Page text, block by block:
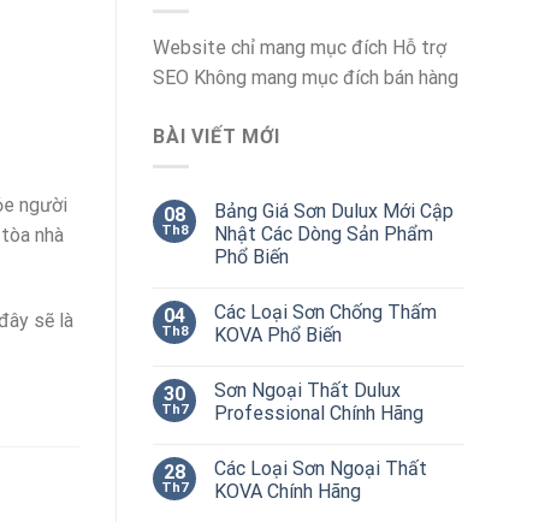
người
nhà
sẽ là
Website chỉ mang mục đích Hỗ trợ
SEO Không mang mục đích bán hàng
BÀI VIẾT MỚI
08
Th8
Bảng Giá Sơn Dulux Mới Cập
Nhật Các Dòng Sản Phẩm
Phổ Biến
04
Th8
Các Loại Sơn Chống Thấm
KOVA Phổ Biến
30
Th7
Sơn Ngoại Thất Dulux
Professional Chính Hãng
28
Th7
Các Loại Sơn Ngoại Thất
KOVA Chính Hãng